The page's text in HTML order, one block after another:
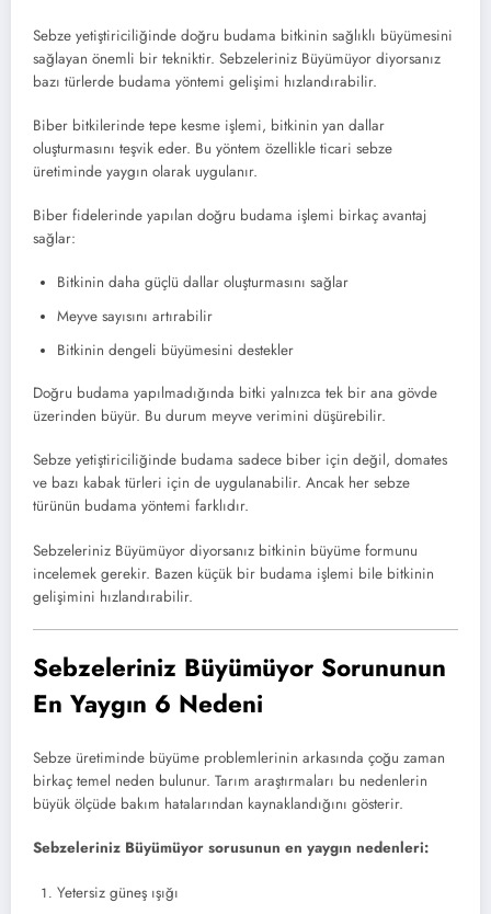
Sebze yetiştiriciliğinde doğru budama bitkinin sağlıklı büyümesini
sağlayan önemli bir tekniktir. Sebzeleriniz Büyümüyor diyorsanız
bazı türlerde budama yöntemi gelişimi hızlandırabilir.
Biber bitkilerinde tepe kesme işlemi, bitkinin yan dallar
oluşturmasını teşvik eder. Bu yöntem özellikle ticari sebze
üretiminde yaygın olarak uygulanır.
Biber fidelerinde yapılan doğru budama işlemi birkaç avantaj
sağlar:
Bitkinin daha güçlü dallar oluşturmasını sağlar
Meyve sayısını artırabilir
Bitkinin dengeli büyümesini destekler
Doğru budama yapılmadığında bitki yalnızca tek bir ana gövde
üzerinden büyür. Bu durum meyve verimini düşürebilir.
Sebze yetiştiriciliğinde budama sadece biber için değil, domates
ve bazı kabak türleri için de uygulanabilir. Ancak her sebze
türünün budama yöntemi farklıdır.
Sebzeleriniz Büyümüyor diyorsanız bitkinin büyüme formunu
incelemek gerekir. Bazen küçük bir budama işlemi bile bitkinin
gelişimini hızlandırabilir.
Sebzeleriniz Büyümüyor Sorununun
En Yaygın 6 Nedeni
Sebze üretiminde büyüme problemlerinin arkasında çoğu zaman
birkaç temel neden bulunur. Tarım araştırmaları bu nedenlerin
büyük ölçüde bakım hatalarından kaynaklandığını gösterir.
Sebzeleriniz Büyümüyor sorusunun en yaygın nedenleri:
Yetersiz güneş ışığı